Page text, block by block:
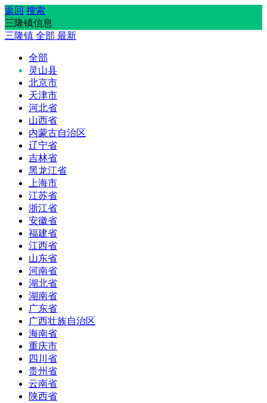
返回 搜索
三隆镇信息
三隆镇 全部 最新
全部
灵山县
北京市
天津市
河北省
山西省
内蒙古自治区
辽宁省
吉林省
黑龙江省
上海市
江苏省
浙江省
安徽省
福建省
江西省
山东省
河南省
湖北省
湖南省
广东省
广西壮族自治区
海南省
重庆市
四川省
贵州省
云南省
陕西省